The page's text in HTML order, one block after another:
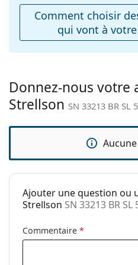
ajustables:
Accessoires
Étui:
Oui
nettoyage:
Autres
Marque:
Code:
SN
Comment choisir
qui vont à
Donnez-nous votre
Strellson SN 33213 BR SL
Ajouter une question ou
Strellson SN 33213 BR SL
Commentaire *